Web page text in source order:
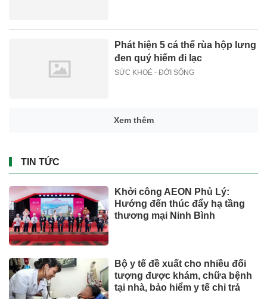
Phát hiện 5 cá thể rùa hộp lưng
đen quý hiếm đi lạc
SỨC KHOẺ - ĐỜI SỐNG
Xem thêm
TIN TỨC
Khởi công AEON Phủ Lý:
Hướng đến thúc đẩy hạ tầng
thương mại Ninh Bình
Bộ y tế đề xuất cho nhiều đối
tượng được khám, chữa bệnh
tại nhà, bảo hiểm y tế chi trả